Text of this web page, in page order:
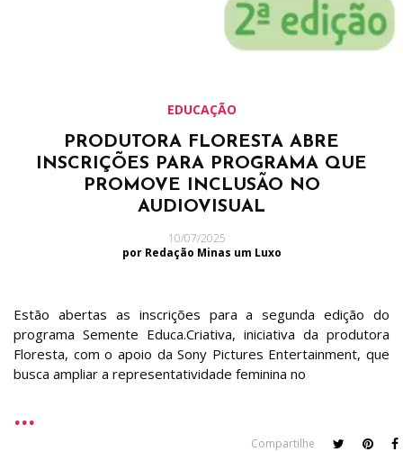
EDUCAÇÃO
PRODUTORA FLORESTA ABRE
INSCRIÇÕES PARA PROGRAMA QUE
PROMOVE INCLUSÃO NO
AUDIOVISUAL
10/07/2025
por Redação Minas um Luxo
Estão abertas as inscrições para a segunda edição do
programa Semente Educa.Criativa, iniciativa da produtora
Floresta, com o apoio da Sony Pictures Entertainment, que
busca ampliar a representatividade feminina no
Compartilhe